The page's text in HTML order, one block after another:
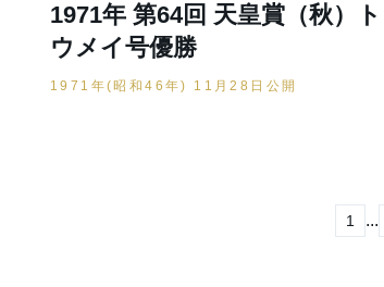
1971年 第64回 天皇賞（秋）ト
ウメイ号優勝
1971年(昭和46年) 11月28日公開
1 ...